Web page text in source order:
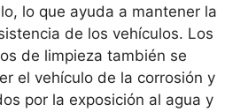
lo que ayuda a mantener la
de los vehículos. Los
de limpieza también se
el vehículo de la corrosión y
por la exposición al agua y